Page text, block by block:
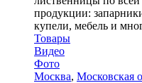
продукции:
купели, мебель и
Товары
Видео
Фото
Москва, Московская